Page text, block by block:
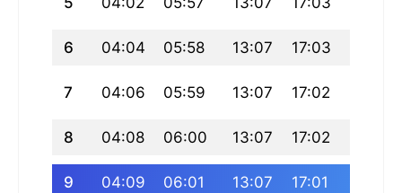
6 04:04 05:58 13:07 17:03
7 04:06 05:59 13:07 17:02
8 04:08 06:00 13:07 17:02
9 04:09 06:01 13:07 17:01